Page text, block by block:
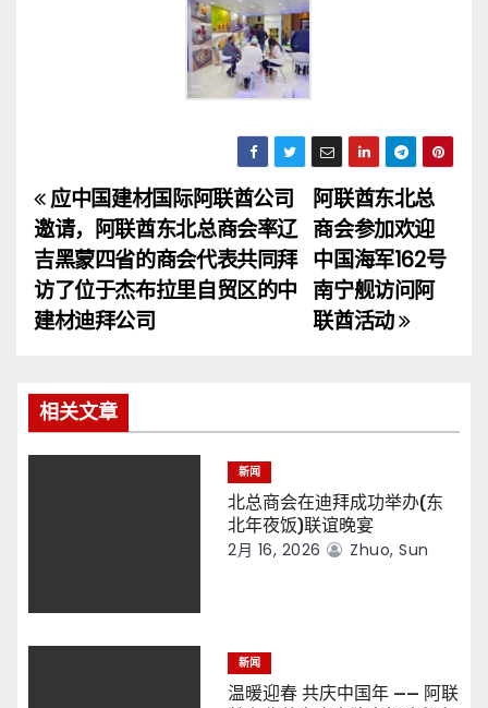
文
章
导
阿联酋东北总
商会参加欢迎
中国海军162号
南宁舰访问阿
联酋活动
应中国建材国际阿联酋公司
邀请，阿联酋东北总商会率辽
吉黑蒙四省的商会代表共同拜
访了位于杰布拉里自贸区的中
建材迪拜公司
相关文章
新闻
北总商会在迪拜成功举办(东
北年夜饭)联谊晚宴
2月 16, 2026 Zhuo, Sun
新闻
温暖迎春 共庆中国年 —— 阿联